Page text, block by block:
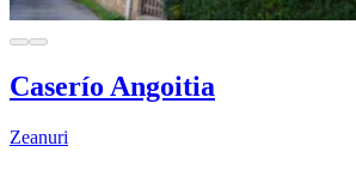
Caserío Angoitia
Zeanuri